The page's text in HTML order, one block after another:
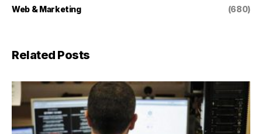
Web & Marketing (680)
Related Posts